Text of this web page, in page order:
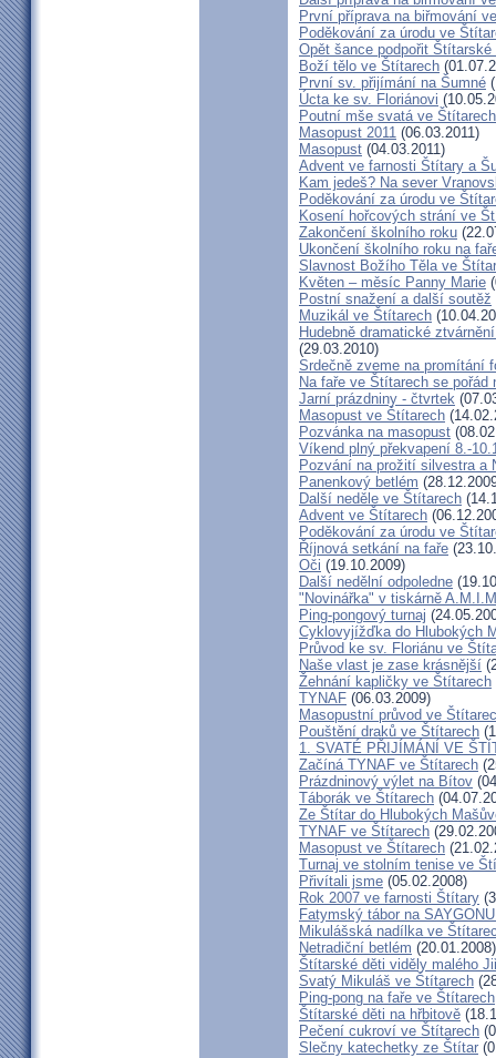
První příprava na biřmování
Poděkování za úrodu ve
Opět šance podpořit Štítarské
Boží tělo ve Štítarech
První sv. přijímání na Šumné
Úcta ke sv. Floriánovi
Poutní mše svatá ve
Masopust 2011 (06.03.2011)
Masopust (04.03.2011)
Advent ve farnosti Štítary a
Kam jedeš? Na sever
Poděkování za úrodu ve
Kosení hořcových strání ve
Zakončení školního roku
Ukončení školního roku na
Slavnost Božího Těla ve
Květen – měsíc Panny Marie
Postní snažení a další soutěž
Muzikál ve Štítarech
Hudebně dramatické
(29.03.2010)
Srdečně zveme na promítání
Na faře ve Štítarech se pořád
Jarní prázdniny - čtvrtek
Masopust ve Štítarech
Pozvánka na masopust
Víkend plný překvapení 8.-
Pozvání na prožití silvestra a
Panenkový betlém
Další neděle ve Štítarech
Advent ve Štítarech
Poděkování za úrodu ve
Říjnová setkání na faře
Oči (19.10.2009)
Další nedělní odpoledne
"Novinářka" v tiskárně
Ping-pongový turnaj
Cyklovyjížďka do Hlubokých
Průvod ke sv. Floriánu ve
Naše vlast je zase krásnější
Žehnání kapličky ve Štítarech
TYNAF (06.03.2009)
Masopustní průvod ve
Pouštění draků ve Štítarech
1. SVATÉ PŘIJÍMÁNÍ VE
Začíná TYNAF ve Štítarech
Prázdninový výlet na Bítov
Táborák ve Štítarech
Ze Štítar do Hlubokých
TYNAF ve Štítarech
Masopust ve Štítarech
Turnaj ve stolním tenise ve
Přivítali jsme (05.02.2008)
Rok 2007 ve farnosti Štítary
Fatymský tábor na
Mikulášská nadílka ve
Netradiční betlém (20.01.2008)
Štítarské děti viděly malého
Svatý Mikuláš ve Štítarech
Ping-pong na faře ve Štítarech
Štítarské děti na hřbitově
Pečení cukroví ve Štítarech
Slečny katechetky ze Štítar